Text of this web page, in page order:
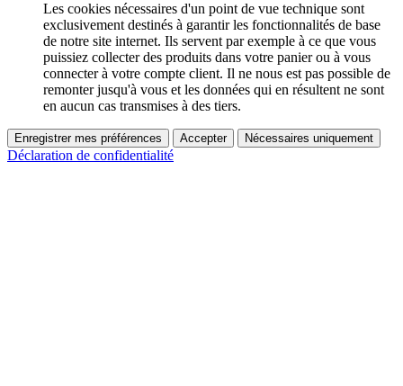
Les cookies nécessaires d'un point de vue technique sont
exclusivement destinés à garantir les fonctionnalités de base
de notre site internet. Ils servent par exemple à ce que vous
puissiez collecter des produits dans votre panier ou à vous
connecter à votre compte client. Il ne nous est pas possible de
remonter jusqu'à vous et les données qui en résultent ne sont
en aucun cas transmises à des tiers.
Enregistrer mes préférences Accepter Nécessaires uniquement
Déclaration de confidentialité